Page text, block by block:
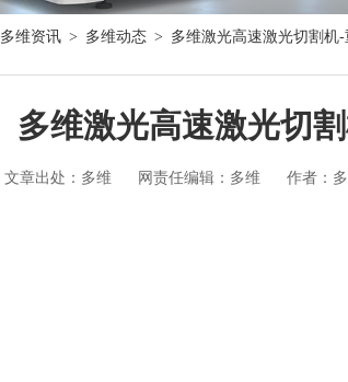
多维资讯 > 多维动态 > 多维激光高速激光切割机
多维激光高速激光切
文章出处：多维 网责任编辑：多维 作者：